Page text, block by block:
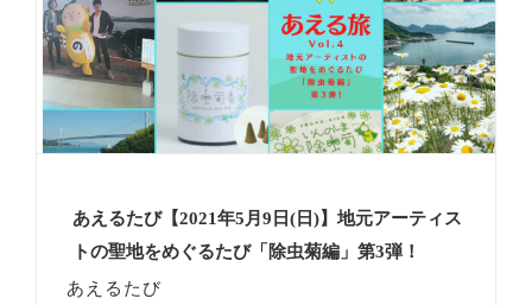
あえるたび【2021年5月9日(日)】地元アーティス
トの聖地をめぐるたび「除虫菊編」第3弾！
あえるたび